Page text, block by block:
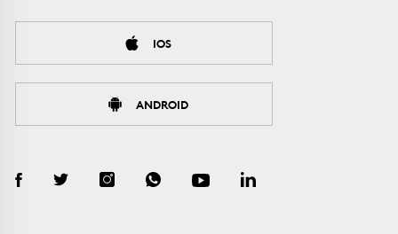
IOS
ANDROID